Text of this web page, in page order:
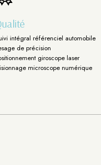
intégral référenciel automobile
de précision
giroscope laser
microscope numérique